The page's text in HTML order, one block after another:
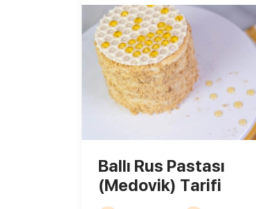
Ballı Rus Pastası
(Medovik) Tarifi